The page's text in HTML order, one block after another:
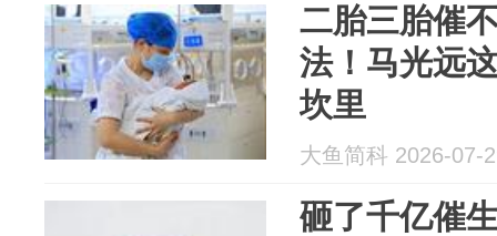
二胎三胎催
法！马光远
坎里
大鱼简科 2026-07-
砸了千亿催